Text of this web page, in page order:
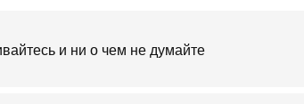
и ни о чем не думайте